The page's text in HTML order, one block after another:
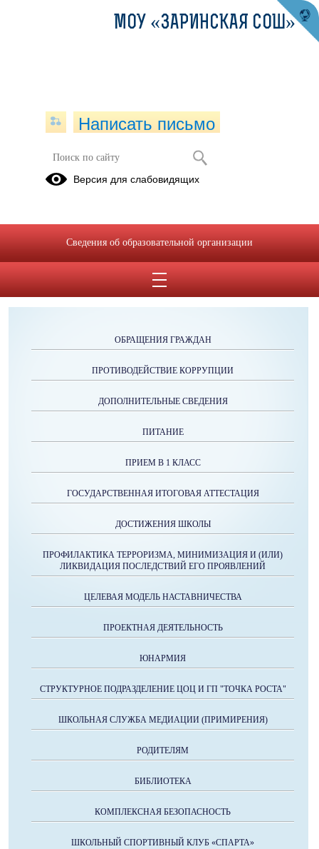
Служба психолого-педагогического
сопровождения
11.11.2024.pdf
(скачать) (посмотреть)
ОБРАЩЕНИЯ ГРАЖДАН
ПРОТИВОДЕЙСТВИЕ КОРРУПЦИИ
ДОПОЛНИТЕЛЬНЫЕ СВЕДЕНИЯ
ПИТАНИЕ
ПРИЕМ В 1 КЛАСС
ГОСУДАРСТВЕННАЯ ИТОГОВАЯ АТТЕСТАЦИЯ
ДОСТИЖЕНИЯ ШКОЛЫ
ПРОФИЛАКТИКА ТЕРРОРИЗМА, МИНИМИЗАЦИЯ И (ИЛИ)
ЛИКВИДАЦИЯ ПОСЛЕДСТВИЙ ЕГО ПРОЯВЛЕНИЙ
ЦЕЛЕВАЯ МОДЕЛЬ НАСТАВНИЧЕСТВА
ПРОЕКТНАЯ ДЕЯТЕЛЬНОСТЬ
ЮНАРМИЯ
СТРУКТУРНОЕ ПОДРАЗДЕЛЕНИЕ ЦОЦ И ГП "ТОЧКА РОСТА"
ШКОЛЬНАЯ СЛУЖБА МЕДИАЦИИ (ПРИМИРЕНИЯ)
РОДИТЕЛЯМ
БИБЛИОТЕКА
КОМПЛЕКСНАЯ БЕЗОПАСНОСТЬ
ШКОЛЬНЫЙ СПОРТИВНЫЙ КЛУБ «СПАРТА»
МОУ «ЗАРИНСКАЯ СОШ»
Написать письмо
Версия для слабовидящих
Сведения об образовательной организации